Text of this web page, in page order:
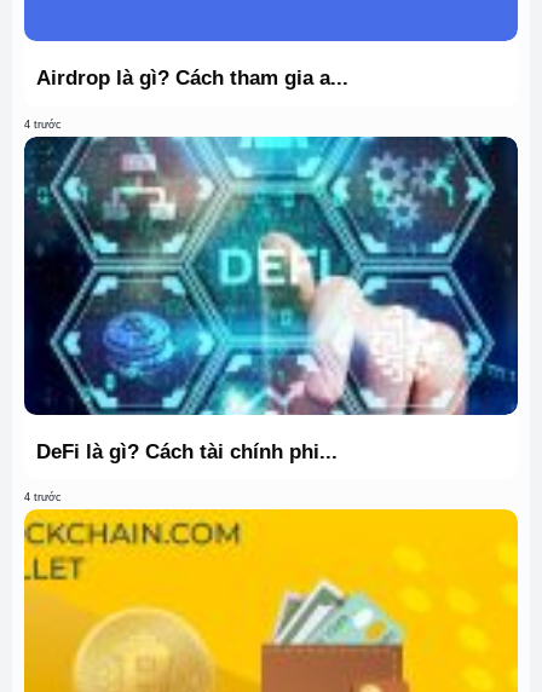
Airdrop là gì? Cách tham gia a...
4 trước
DeFi là gì? Cách tài chính phi...
4 trước